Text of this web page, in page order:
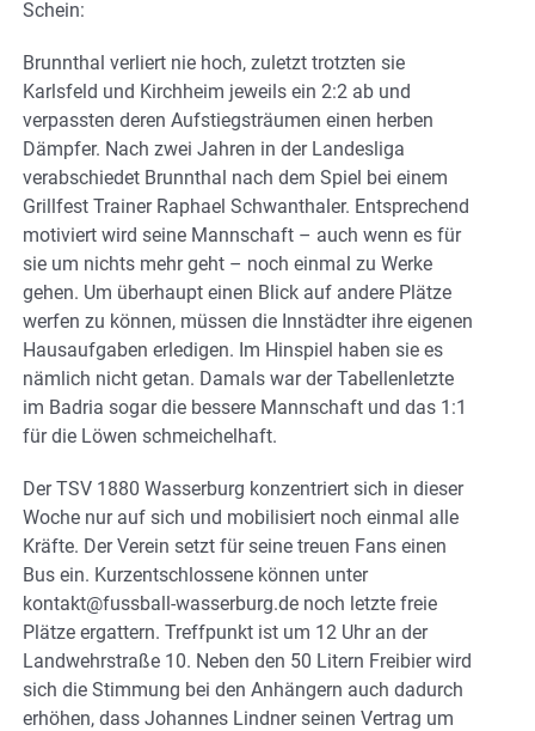
Schein:
Brunnthal verliert nie hoch, zuletzt trotzten sie
Karlsfeld und Kirchheim jeweils ein 2:2 ab und
verpassten deren Aufstiegsträumen einen herben
Dämpfer. Nach zwei Jahren in der Landesliga
verabschiedet Brunnthal nach dem Spiel bei einem
Grillfest Trainer Raphael Schwanthaler. Entsprechend
motiviert wird seine Mannschaft – auch wenn es für
sie um nichts mehr geht – noch einmal zu Werke
gehen. Um überhaupt einen Blick auf andere Plätze
werfen zu können, müssen die Innstädter ihre eigenen
Hausaufgaben erledigen. Im Hinspiel haben sie es
nämlich nicht getan. Damals war der Tabellenletzte
im Badria sogar die bessere Mannschaft und das 1:1
für die Löwen schmeichelhaft.
Der TSV 1880 Wasserburg konzentriert sich in dieser
Woche nur auf sich und mobilisiert noch einmal alle
Kräfte. Der Verein setzt für seine treuen Fans einen
Bus ein. Kurzentschlossene können unter
kontakt@fussball-wasserburg.de noch letzte freie
Plätze ergattern. Treffpunkt ist um 12 Uhr an der
Landwehrstraße 10. Neben den 50 Litern Freibier wird
sich die Stimmung bei den Anhängern auch dadurch
erhöhen, dass Johannes Lindner seinen Vertrag um